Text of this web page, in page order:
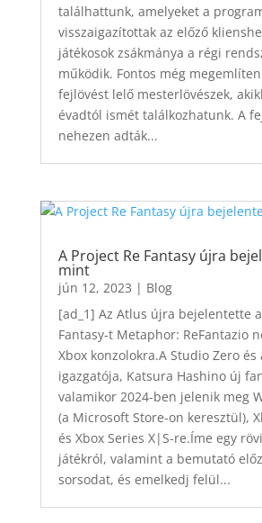
találhattunk, amelyeket a
visszaigazítottak az előző
játékosok zsákmánya a régi
működik. Fontos még
fejlövést lelő mesterlövészek,
évadtól ismét találkozhatunk. A
nehezen adták...
A Project Re Fantasy újra
mint
jún 12, 2023 | Blog
[ad_1] Az Atlus újra bejelentette
Fantasy-t Metaphor: ReFantazio
Xbox konzolokra.A Studio Zero és
igazgatója, Katsura Hashino új
valamikor 2024-ben jelenik meg
(a Microsoft Store-on keresztül),
és Xbox Series X|S-re.Íme egy
játékról, valamint a bemutató
sorsodat, és emelkedj felül...